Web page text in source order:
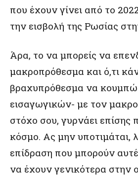
που έχουν γίνει από το
την εισβολή της Ρωσίας
Άρα, το να μπορείς να
μακροπρόθεσμα και ό,τι
βραχυπρόθεσμα να
εισαγωγικών- με τον
στόχο σου, γυρνάει επίσης
κόσμο. Ας μην υποτιμάται,
επίδραση που μπορούν
να έχουν γενικότερα στην